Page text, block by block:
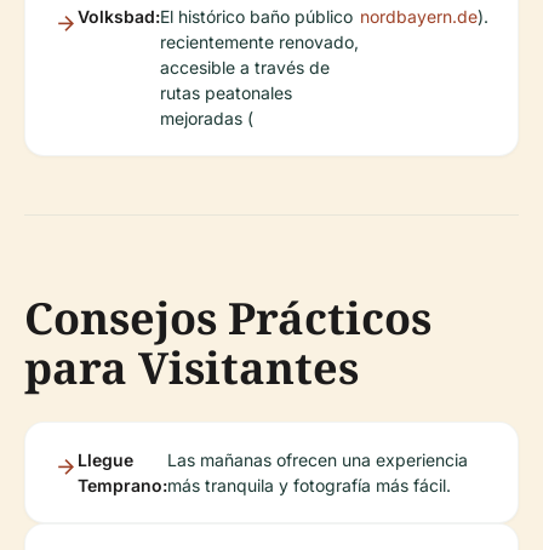
Volksbad:El histórico baño público
recientemente renovado,
accesible a través de
rutas peatonales
mejoradas (
nordbayern.de).
Consejos Prácticos
para Visitantes
Llegue
Temprano:
Las mañanas ofrecen una experiencia
más tranquila y fotografía más fácil.